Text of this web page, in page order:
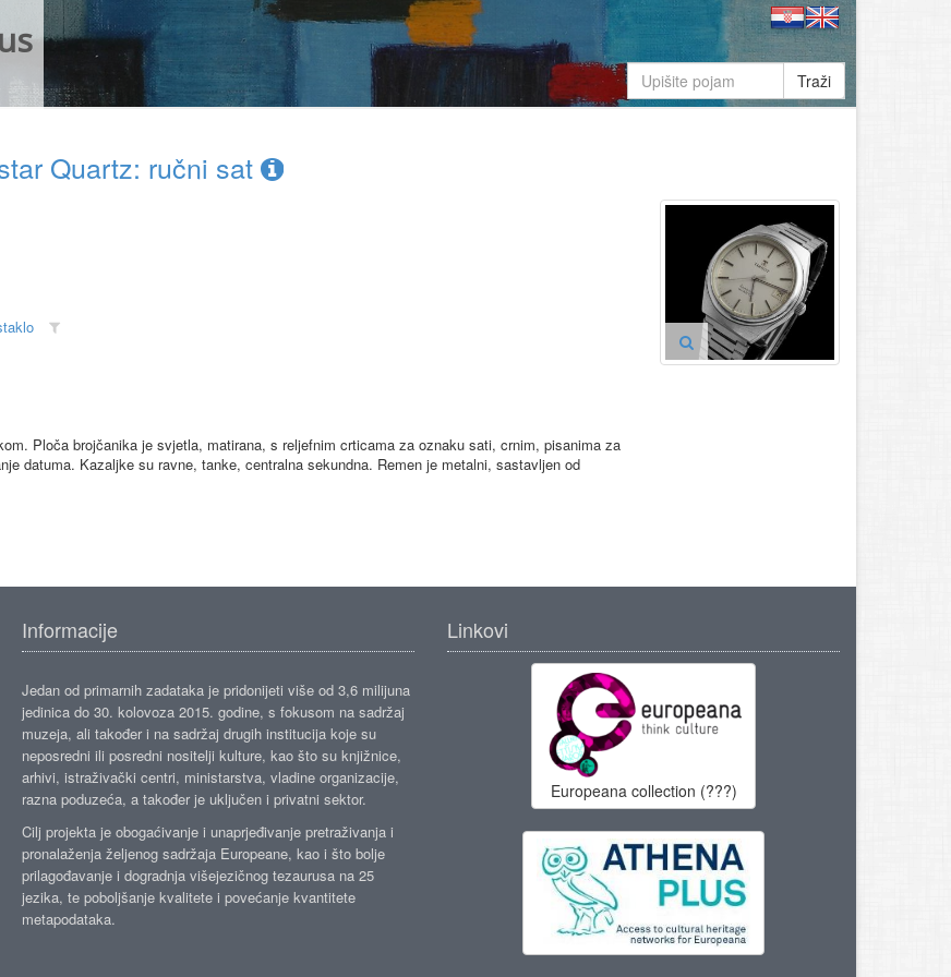
Traži
Quartz: ručni sat
Ploča brojčanika je svjetla, matirana, s reljefnim crticama za oznaku sati, crnim, pisanima za
datuma. Kazaljke su ravne, tanke, centralna sekundna. Remen je metalni, sastavljen od
Informacije
Jedan od primarnih zadataka je pridonijeti više od 3,6 milijuna
jedinica do 30. kolovoza 2015. godine, s fokusom na sadržaj
muzeja, ali također i na sadržaj drugih institucija koje su
neposredni ili posredni nositelji kulture, kao što su knjižnice,
arhivi, istraživački centri, ministarstva, vladine organizacije,
razna poduzeća, a također je uključen i privatni sektor.
Cilj projekta je obogaćivanje i unaprjeđivanje pretraživanja i
pronalaženja željenog sadržaja Europeane, kao i što bolje
prilagođavanje i dogradnja višejezičnog tezaurusa na 25
jezika, te poboljšanje kvalitete i povećanje kvantitete
metapodataka.
Linkovi
Europeana collection (???)